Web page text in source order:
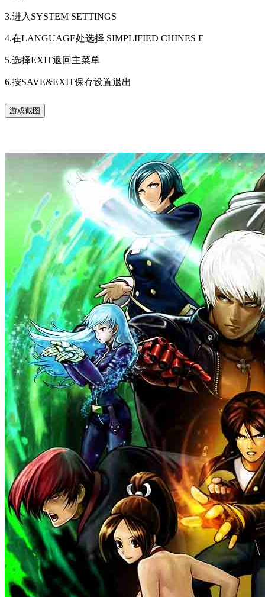
3.进入SYSTEM SETTINGS
4.在LANGUAGE处选择 SIMPLIFIED CHINES E
5.选择EXIT返回主菜单
6.按SAVE&EXIT保存设置退出
游戏截图